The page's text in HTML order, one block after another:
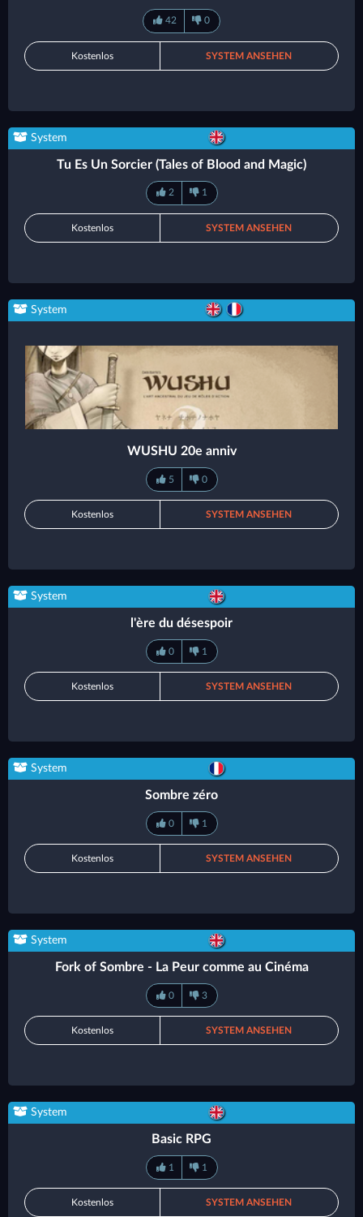
42 0
Kostenlos SYSTEM ANSEHEN
System
Tu Es Un Sorcier (Tales of Blood and Magic)
2 1
Kostenlos SYSTEM ANSEHEN
System
WUSHU 20e anniv
5 0
Kostenlos SYSTEM ANSEHEN
System
l'ère du désespoir
0 1
Kostenlos SYSTEM ANSEHEN
System
Sombre zéro
0 1
Kostenlos SYSTEM ANSEHEN
System
Fork of Sombre - La Peur comme au Cinéma
0 3
Kostenlos SYSTEM ANSEHEN
System
Basic RPG
1 1
Kostenlos SYSTEM ANSEHEN